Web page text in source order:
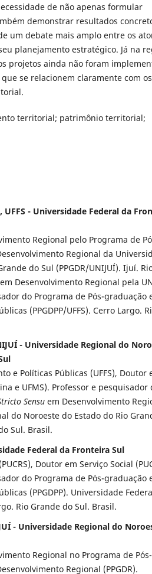
de não apenas formular
demonstrar resultados
um debate mais amplo entre os
planejamento estratégico. Já na
projetos ainda não foram
se relacionem claramente com os
territorial; patrimônio territorial;
UFFS - Universidade Federal da
Regional pelo Programa de
Regional da
do Sul (PPGDR/UNIJUÍ). Ijuí.
Desenvolvimento Regional pela
do Programa de Pós-graduação
(PPGDPP/UFFS). Cerro Largo.
- Universidade Regional do
e Políticas Públicas (UFFS), Doutor
e UFMS). Professor e pesquisador
Sensu em Desenvolvimento
do Noroeste do Estado do Rio
Sul. Brasil.
Federal da Fronteira Sul
Doutor em Serviço Social
do Programa de Pós-graduação
(PPGDPP). Universidade
Rio Grande do Sul. Brasil.
- Universidade Regional do
Regional no Programa de Pós-
Regional (PPGDR).